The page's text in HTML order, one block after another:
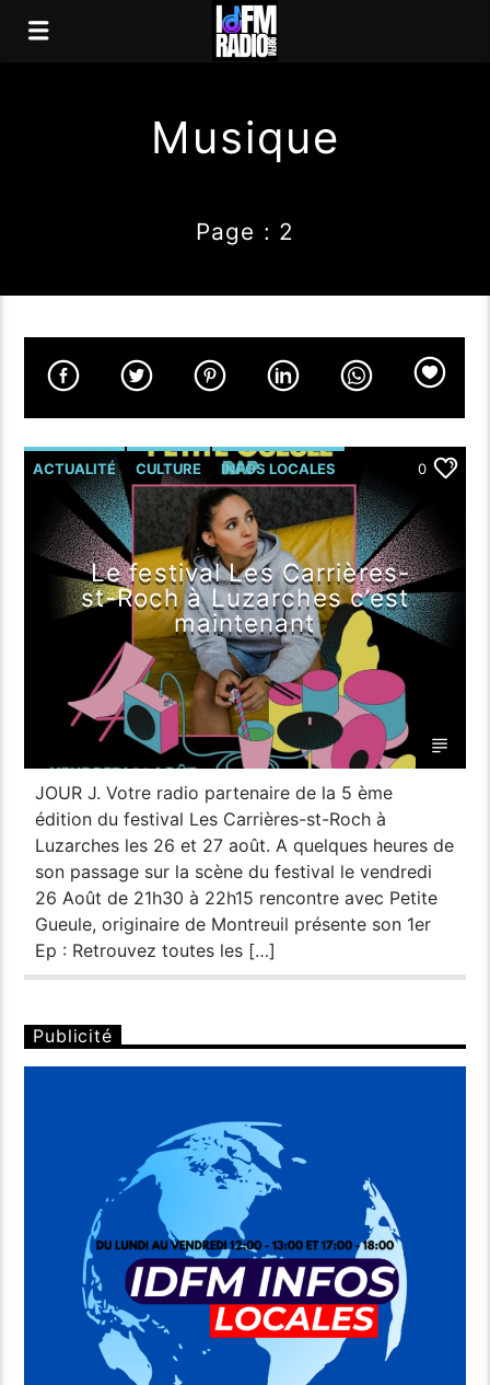
Musique
Page : 2
ACTUALITÉ CULTURE INFOS LOCALES
MUSIQUE
0
Le festival Les Carrières-
st-Roch à Luzarches c’est
maintenant
JOUR J. Votre radio partenaire de la 5 ème
édition du festival Les Carrières-st-Roch à
Luzarches les 26 et 27 août. A quelques heures de
son passage sur la scène du festival le vendredi
26 Août de 21h30 à 22h15 rencontre avec Petite
Gueule, originaire de Montreuil présente son 1er
Ep : Retrouvez toutes les […]
Publicité